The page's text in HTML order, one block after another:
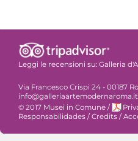
Leggi le recensioni su: Galleria
Via Francesco Crispi 24 - 00187
info@galleriaartemodernaroma.it
© 2017 Musei in Comune /
Responsabilidades /Credits /